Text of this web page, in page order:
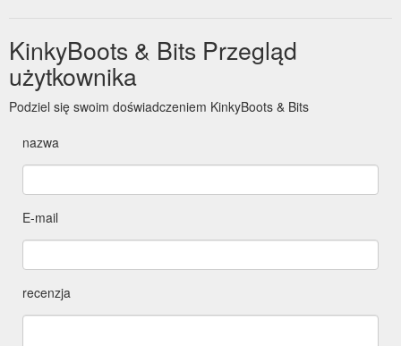
KinkyBoots & Bits Przegląd
użytkownika
Podziel się swoim doświadczeniem KinkyBoots & Bits
nazwa
E-mail
recenzja